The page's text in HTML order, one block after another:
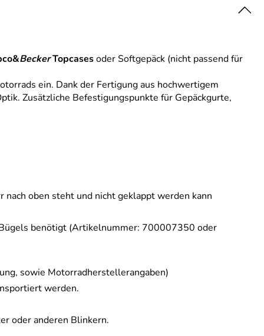
BeckerTopcasesoder Softgepäck (nicht passend für
ein. Dank der Fertigung aus hochwertigem
Zusätzliche Befestigungspunkte für Gepäckgurte,
nach oben steht und nicht geklappt werden kann
benötigt (Artikelnummer: 700007350 oder
sowie Motorradherstellerangaben)
werden.
oder anderen Blinkern.